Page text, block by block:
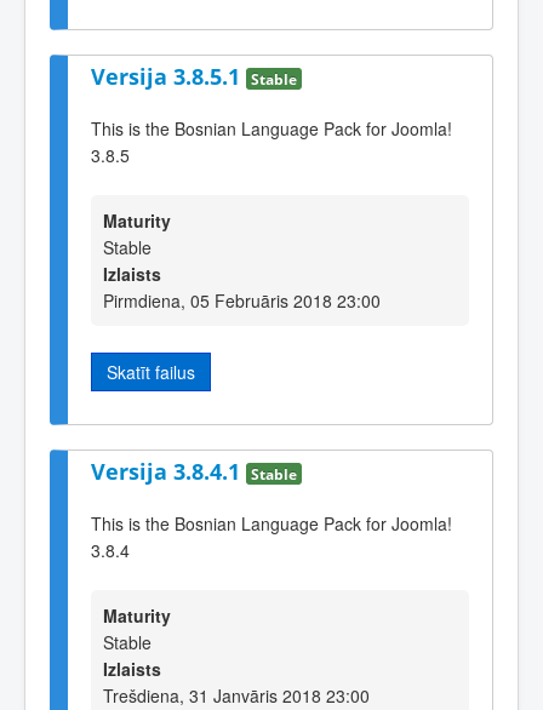
Versija 3.8.5.1 Stable
This is the Bosnian Language Pack for Joomla!
3.8.5
Maturity
Stable
Izlaists
Pirmdiena, 05 Februāris 2018 23:00
Skatīt failus
Versija 3.8.4.1 Stable
This is the Bosnian Language Pack for Joomla!
3.8.4
Maturity
Stable
Izlaists
Trešdiena, 31 Janvāris 2018 23:00